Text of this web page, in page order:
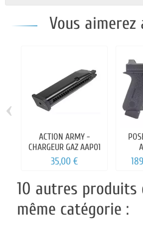
Vous aimerez
ACTION ARMY -
CHARGEUR GAZ AAP01
35,00 €
‹
10 autres produits
même catégorie :